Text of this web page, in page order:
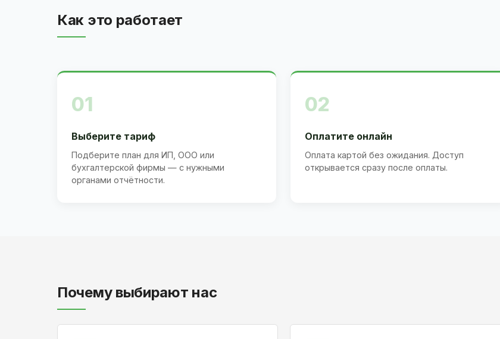
Как это работает
01
Выберите тариф
Подберите план для ИП, ООО или
бухгалтерской фирмы — с нужными
органами отчётности.
02
Оплатите онлайн
Оплата картой без ожидания. Доступ
открывается сразу после оплаты.
Почему выбирают нас